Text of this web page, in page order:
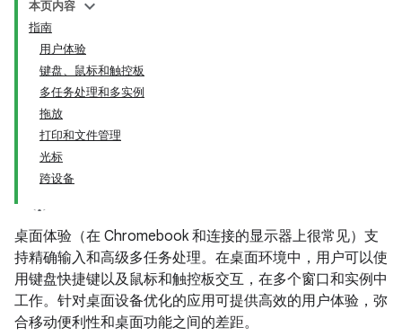
本页内容
指南
用户体验
键盘、鼠标和触控板
多任务处理和多实例
拖放
打印和文件管理
光标
跨设备
桌面体验（在 Chromebook 和连接的显示器上很常见）支
持精确输入和高级多任务处理。在桌面环境中，用户可以使
用键盘快捷键以及鼠标和触控板交互，在多个窗口和实例中
工作。针对桌面设备优化的应用可提供高效的用户体验，弥
合移动便利性和桌面功能之间的差距。